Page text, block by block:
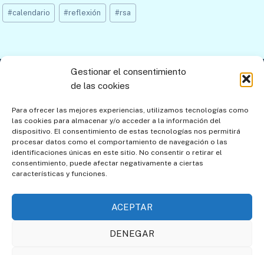
Gestionar el consentimiento
de las cookies
Para ofrecer las mejores experiencias, utilizamos tecnologías como
las cookies para almacenar y/o acceder a la información del
dispositivo. El consentimiento de estas tecnologías nos permitirá
procesar datos como el comportamiento de navegación o las
identificaciones únicas en este sitio. No consentir o retirar el
consentimiento, puede afectar negativamente a ciertas
características y funciones.
ACEPTAR
DENEGAR
Etiquetas
de
#calendario #reflexión #rsa
Aviso legal
Política de cookies Mapa del sitio
Política de cookies (UE)